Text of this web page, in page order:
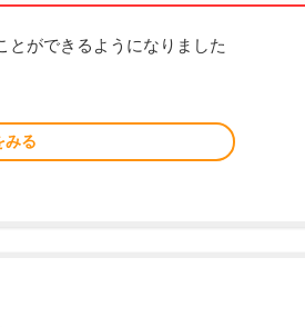
とができるようになりました
みる